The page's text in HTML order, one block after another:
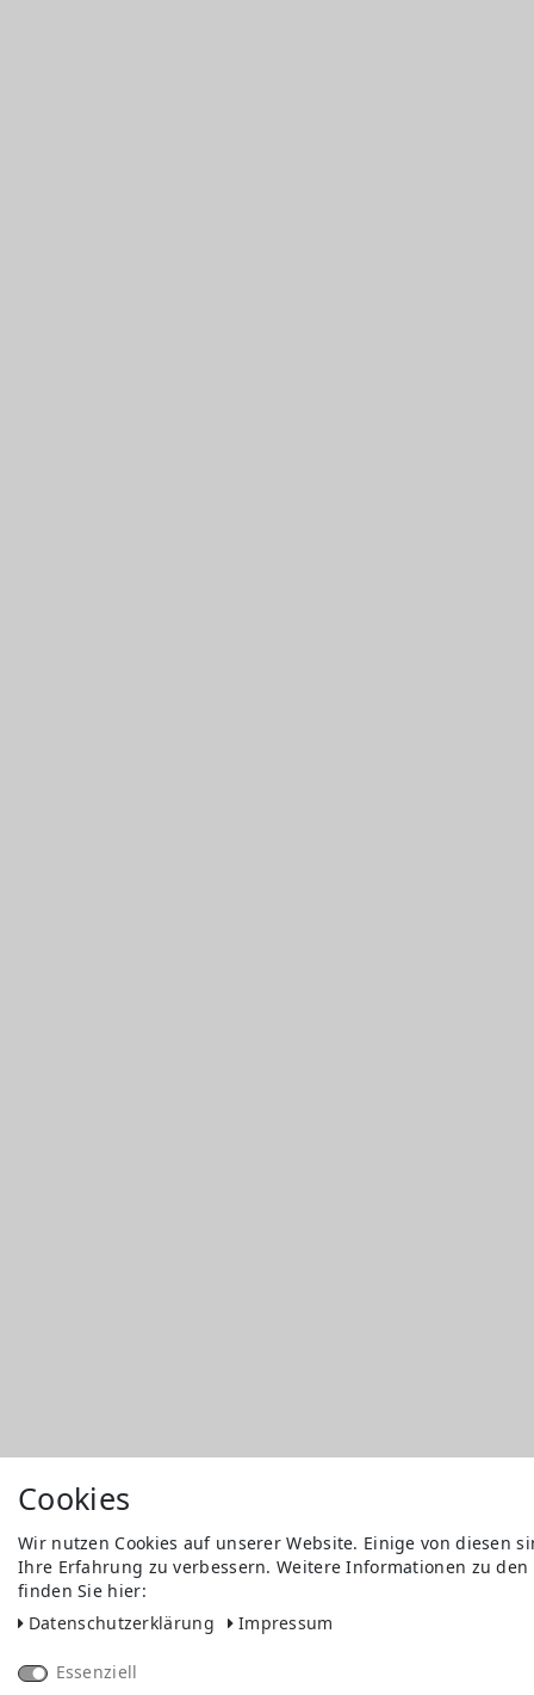
Cookies
Wir nutzen Cookies auf unserer Website. Einige von diesen
Ihre Erfahrung zu verbessern. Weitere Informationen zu
finden Sie hier:
Daten­schutz­erklärung
Impressum
Essenziell